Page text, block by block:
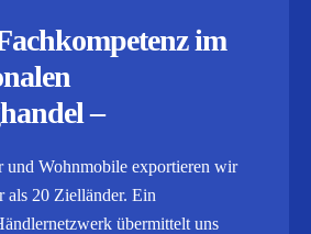
im
–
und Wohnmobile exportieren wir
als 20 Zielländer. Ein
übermittelt uns